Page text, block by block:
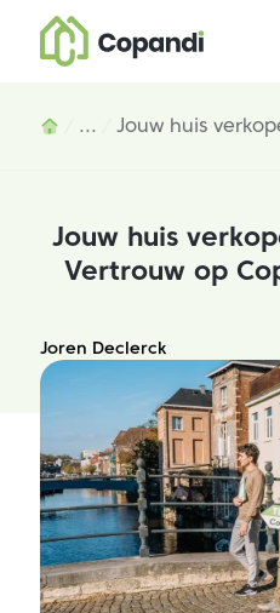
... Jouw huis
Jouw huis
Vertrouw op
Joren Declerck